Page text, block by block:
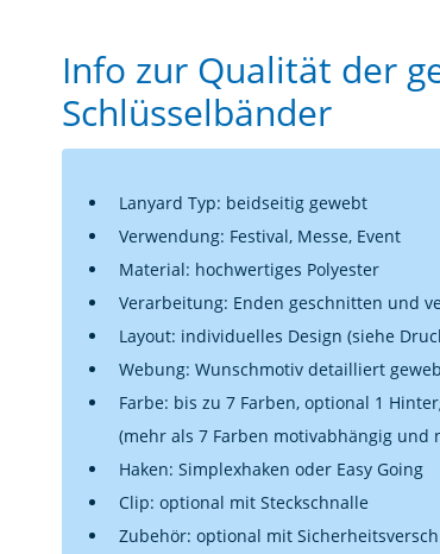
Info zur Qualität der
Schlüsselbänder
Lanyard Typ: beidseitig gewebt
Verwendung: Festival, Messe, Event
Material: hochwertiges Polyester
Verarbeitung: Enden geschnitten und
Layout: individuelles Design (siehe
Webung: Wunschmotiv detailliert
Farbe: bis zu 7 Farben, optional 1
(mehr als 7 Farben motivabhängig und
Haken: Simplexhaken oder Easy Going
Clip: optional mit Steckschnalle
Zubehör: optional mit